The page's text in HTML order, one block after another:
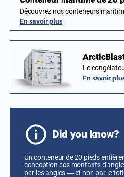
Découvrez nos conteneurs
En savoir plus
Le
En savoir
Did you know?
Un conteneur de 20 pieds
conception des montants
par les angles — et non par le